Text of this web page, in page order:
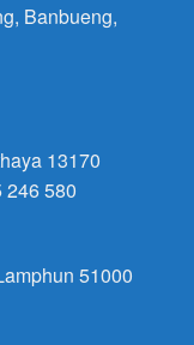
Banbueng,
13170
246 580
51000